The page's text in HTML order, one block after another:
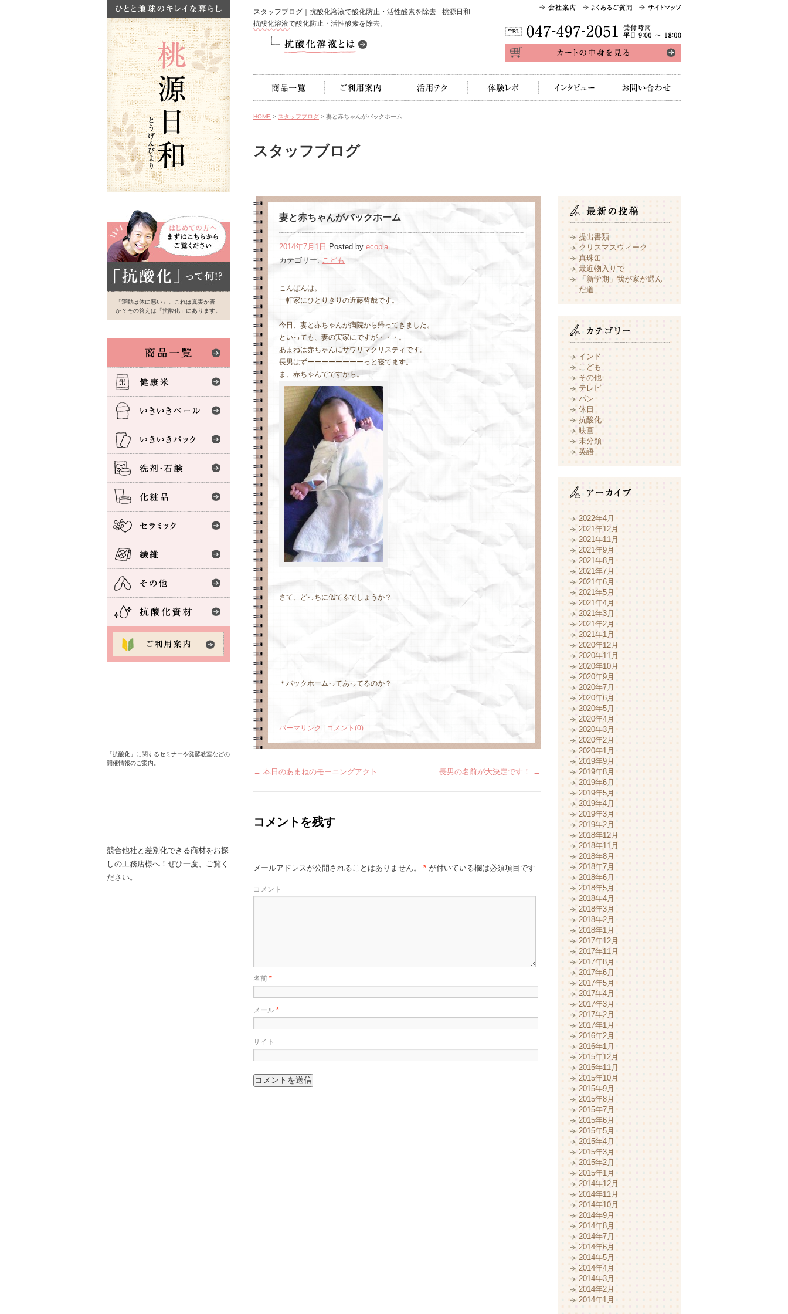
スタッフブログ｜抗酸化溶液で酸化防止・活性酸素を除去 - 桃源日和
抗酸化溶液で酸化防止・活性酸素を除去。
TEL
受付時間 平日
9:00〜18:00
HOME > スタッフブログ > 妻と赤ちゃんがバックホーム
スタッフブログ
妻と赤ちゃんがバックホーム
2014年7月1日 Posted by ecopla
カテゴリー: こども
こんばんは。
一軒家にひとりきりの近藤哲哉です。
今日、妻と赤ちゃんが病院から帰ってきました。
といっても、妻の実家にですが・・・。
あまねは赤ちゃんにサワリマクリスティです。
長男はずーーーーーーーーっと寝てます。
ま、赤ちゃんでですから。
さて、どっちに似てるでしょうか？
＊バックホームってあってるのか？
パーマリンク コメント(0)
← 本日のあまねのモーニングアクト 長男の名前が大決定です！ →
コメントを残す
メールアドレスが公開されることはありません。 * が付いている欄は必須項目です
コメント
名前 *
メール *
サイト
提出書類
クリスマスウィーク
真珠缶
最近物入りで
「新学期」我が家が選ん
だ道
インド
こども
その他
テレビ
パン
休日
抗酸化
映画
未分類
英語
2022年4月
2021年12月
2021年11月
2021年9月
2021年8月
2021年7月
2021年6月
2021年5月
2021年4月
2021年3月
2021年2月
2021年1月
2020年12月
2020年11月
2020年10月
2020年9月
2020年7月
2020年6月
2020年5月
2020年4月
2020年3月
2020年2月
2020年1月
2019年9月
2019年8月
2019年6月
2019年5月
2019年4月
2019年3月
2019年2月
2018年12月
2018年11月
2018年8月
2018年7月
2018年6月
2018年5月
2018年4月
2018年3月
2018年2月
2018年1月
2017年12月
2017年11月
2017年8月
2017年6月
2017年5月
2017年4月
2017年3月
2017年2月
2017年1月
2016年2月
2016年1月
2015年12月
2015年11月
2015年10月
2015年9月
2015年8月
2015年7月
2015年6月
2015年5月
2015年4月
2015年3月
2015年2月
2015年1月
2014年12月
2014年11月
2014年10月
2014年9月
2014年8月
2014年7月
2014年6月
2014年5月
2014年4月
2014年3月
2014年2月
2014年1月
「運動は体に悪い」。これは真実か否
か？その答えは「抗酸化」にあります。
「抗酸化」に関するセミナーや発酵教室などの
開催情報のご案内。
競合他社と差別化できる商材をお探
しの工務店様へ！ぜひ一度、ご覧く
ださい。